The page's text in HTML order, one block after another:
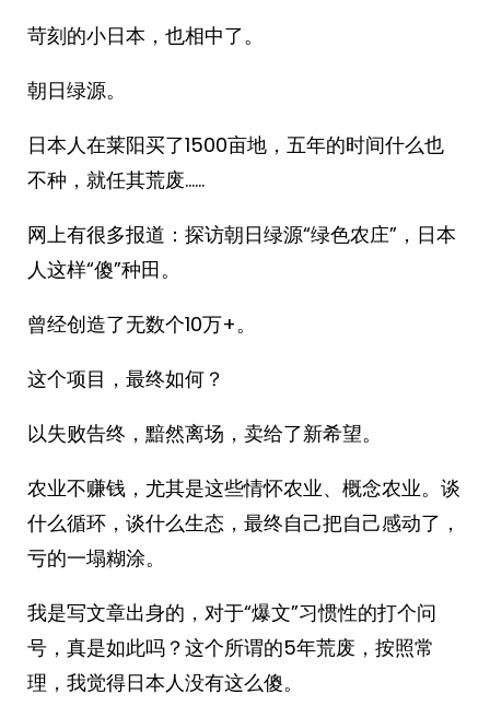
苛刻的小日本，也相中了。
朝日绿源。
日本人在莱阳买了1500亩地，五年的时间什么也
不种，就任其荒废……
网上有很多报道：探访朝日绿源“绿色农庄”，日本
人这样“傻”种田。
曾经创造了无数个10万+。
这个项目，最终如何？
以失败告终，黯然离场，卖给了新希望。
农业不赚钱，尤其是这些情怀农业、概念农业。谈
什么循环，谈什么生态，最终自己把自己感动了，
亏的一塌糊涂。
我是写文章出身的，对于“爆文”习惯性的打个问
号，真是如此吗？这个所谓的5年荒废，按照常
理，我觉得日本人没有这么傻。